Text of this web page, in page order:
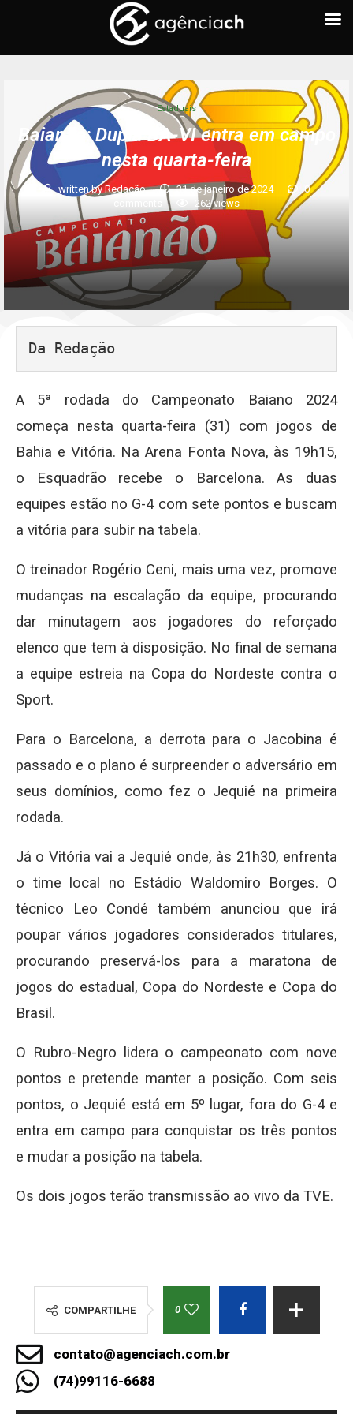
Estaduais
Baianão: Dupla BA-VI entra em campo
nesta quarta-feira
written byRedação 31 de janeiro de 2024
0
262views
Da Redação
A 5ª rodada do Campeonato Baiano 2024
começa nesta quarta-feira (31) com jogos de
Bahia e Vitória. Na Arena Fonta Nova, às 19h15,
o Esquadrão recebe o Barcelona. As duas
equipes estão no G-4 com sete pontos e buscam
a vitória para subir na tabela.
O treinador Rogério Ceni, mais uma vez, promove
mudanças na escalação da equipe, procurando
dar minutagem aos jogadores do reforçado
elenco que tem à disposição. No final de semana
a equipe estreia na Copa do Nordeste contra o
Sport.
Para o Barcelona, a derrota para o Jacobina é
passado e o plano é surpreender o adversário em
seus domínios, como fez o Jequié na primeira
rodada.
Já o Vitória vai a Jequié onde, às 21h30, enfrenta
o time local no Estádio Waldomiro Borges. O
técnico Leo Condé também anunciou que irá
poupar vários jogadores considerados titulares,
procurando preservá-los para a maratona de
jogos do estadual, Copa do Nordeste e Copa do
Brasil.
O Rubro-Negro lidera o campeonato com nove
pontos e pretende manter a posição. Com seis
pontos, o Jequié está em 5º lugar, fora do G-4 e
entra em campo para conquistar os três pontos
e mudar a posição na tabela.
Os dois jogos terão transmissão ao vivo da TVE.
COMPARTILHE 0
contato@agenciach.com.br
(74)99116-6688